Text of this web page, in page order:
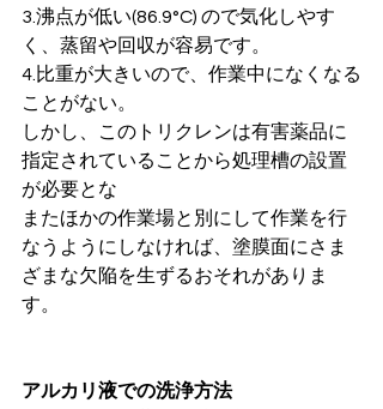
3.沸点が低い(86.9°C) ので気化しやす
く、蒸留や回収が容易です。
4.比重が大きいので、作業中になくなる
ことがない。
しかし、このトリクレンは有害薬品に
指定されていることから処理槽の設置
が必要とな
またほかの作業場と別にして作業を行
なうようにしなければ、塗膜面にさま
ざまな欠陥を生ずるおそれがありま
す。
アルカリ液での洗浄方法